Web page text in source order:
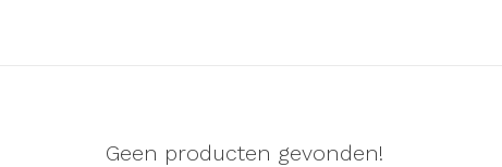
Geen producten gevonden!